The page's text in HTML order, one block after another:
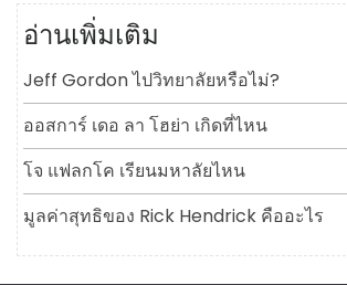
อ่านเพิ่มเติม
Jeff Gordon ไปวิทยาลัยหรือไม่?
ออสการ์ เดอ ลา โฮย่า เกิดที่ไหน
โจ แฟลกโค เรียนมหาลัยไหน
มูลค่าสุทธิของ Rick Hendrick คืออะไร